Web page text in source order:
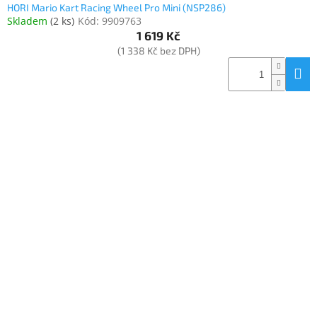
HORI Mario Kart Racing Wheel Pro Mini (NSP286)
Skladem (2 ks) Kód: 9909763
1 619 Kč
(1 338 Kč bez DPH)